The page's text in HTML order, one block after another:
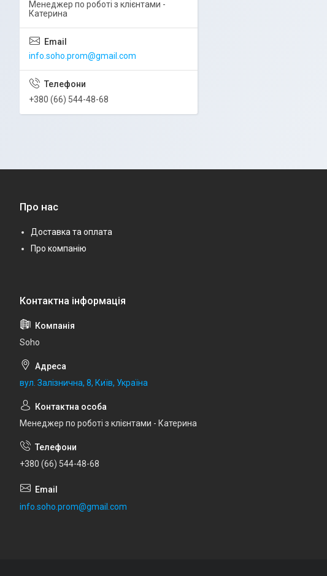
Менеджер по роботі з клієнтами -
Катерина
info.soho.prom@gmail.com
+380 (66) 544-48-68
Про нас
Доставка та оплата
Про компанію
Soho
вул. Залізнична, 8, Київ, Україна
Менеджер по роботі з клієнтами - Катерина
+380 (66) 544-48-68
info.soho.prom@gmail.com